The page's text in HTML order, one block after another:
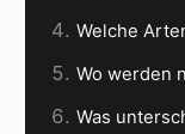
Welche
Wo werden
Was